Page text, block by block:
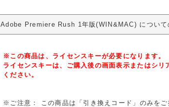
Adobe Premiere Rush 1年版(WIN&MAC) について
※この商品は、ライセンスキーが必要になります。
ライセンスキーは、ご購入後の画面表示またはシ
ください。
※ご注意： この商品は「引き換えコード」のみをご